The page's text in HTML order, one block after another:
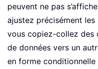
peuvent ne pas
ajustez précisément
vous copiez-collez des
de données vers un
en forme